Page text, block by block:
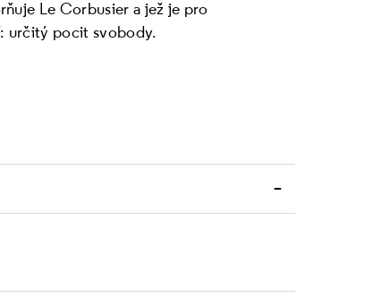
Le Corbusier a jež je pro
určitý pocit svobody.
–